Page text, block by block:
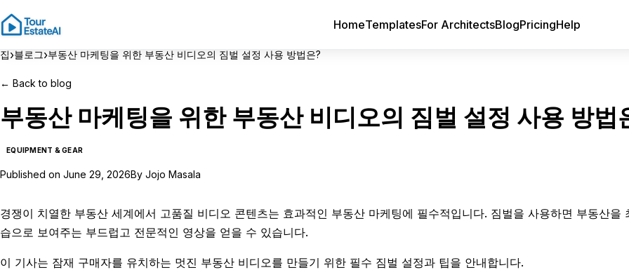
HomeTemplatesFor ArchitectsBlogPricingHelp
집›블로그›부동산 마케팅을 위한 부동산 비디오의 짐벌 설정 사용 방법은?
← Back to blog
부동산 마케팅을 위한 부동산 비디오의 짐벌 설정 사용 방법
EQUIPMENT & GEAR
Published on June 29, 2026By Jojo Masala
경쟁이 치열한 부동산 세계에서 고품질 비디오 콘텐츠는 효과적인 부동산 마케팅에 필수적입니다. 짐벌을 사용하면 부동산을
습으로 보여주는 부드럽고 전문적인 영상을 얻을 수 있습니다.
이 기사는 잠재 구매자를 유치하는 멋진 부동산 비디오를 만들기 위한 필수 짐벌 설정과 팁을 안내합니다.